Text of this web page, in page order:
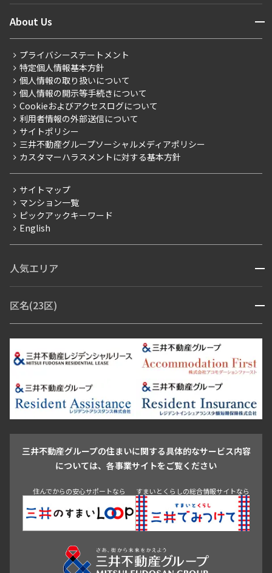
新着募集情報
こだわりから探す
こだわり一覧
プレミアムマンション
新築
当社限定（港区・渋谷区）
当社限定（港区・渋谷区以外）
三井不動産企画
賃料改定
フリーレント
ペット可
ブランドマンション
住まいのコラム
会員ページ
ご入居・提携サービス
お部屋探しからご契約まで
よくあるご質問
社宅紹介
【仲介会社様向け】当社仲介事業部取り扱い物件入居申込
About Us 開閉
会社情報
事業案内
採用情報
ニュースリリース
お問い合わせ
プライバシーステートメント
特定個人情報基本方針
個人情報の取り扱いについて
個人情報の開示等手続きについて
Cookieおよびアクセスログについて
利用者情報の外部送信について
サイトポリシー
三井不動産グループソーシャルメディアポリシー
カスタマーハラスメントに対する基本方針
サイトマップ
マンション一覧
ピックアックキーワード
English
人気エリア 開閉
青山・表参道・原宿
市ヶ谷・神楽坂・飯田橋
三田・芝・浜松町
芝浦・汐留・品川
月島・勝どき・豊洲
本郷・春日・小石川
目白・高田馬場・早稲田
池尻大橋・三軒茶屋
祐天寺・学芸大学・自由が丘
駒沢・用賀・二子玉川
成城・砧
池袋・板橋・王子
青山 渋谷 東京・大手町 新宿 品川
目黒・中目黒
区名(23区) 開閉
江東区 台東区 墨田区
中野区
豊島区
杉並区 板橋区 練馬区 荒川区
足立区
葛飾区
江戸川区
三井不動産グループの住まいに関する具体的なサービス内容
については、各事業サイトをご覧ください
住んでからの安心サポートなら すまいとくらしの総合情報サイトなら